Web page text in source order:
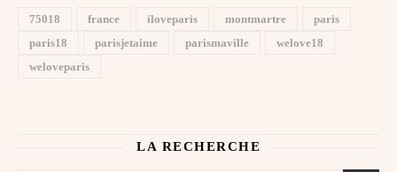
75018 france iloveparis montmartre
paris
paris18
parisjetaime parismaville
welove18
weloveparis
LA RECHERCHE